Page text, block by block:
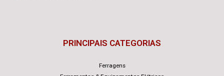
PRINCIPAIS CATEGORIAS
Ferragens